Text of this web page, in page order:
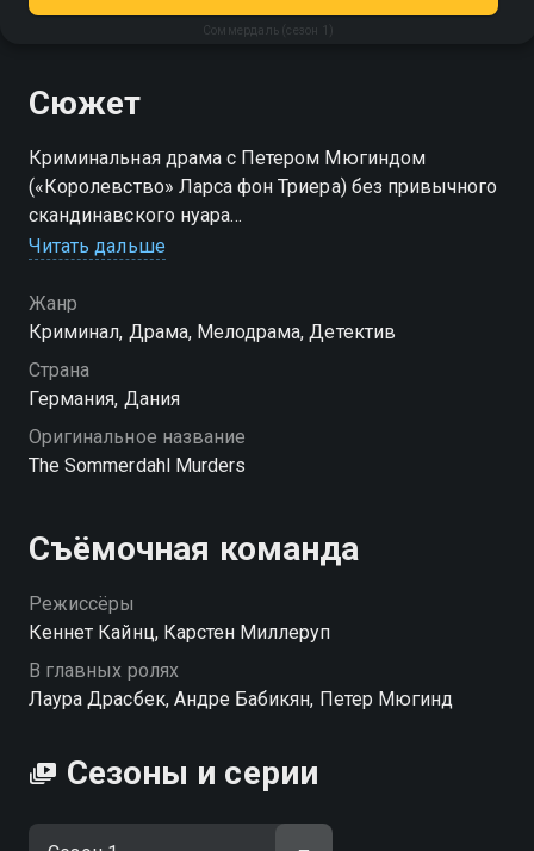
Соммердаль (сезон 1)
Сюжет
Криминальная драма с Петером Мюгиндом
(«Королевство» Ларса фон Триера) без привычного
скандинавского нуара
вы можете совершенно бесплатно в хорошем HD
качестве на Смотрёшке
Читать дальше
Жанр
Криминал, Драма, Мелодрама, Детектив
Страна
Германия, Дания
Оригинальное название
The Sommerdahl Murders
Съёмочная команда
Режиссёры
Кеннет Кайнц, Карстен Миллеруп
В главных ролях
Лаура Драсбек, Андре Бабикян, Петер Мюгинд
Сезоны и серии